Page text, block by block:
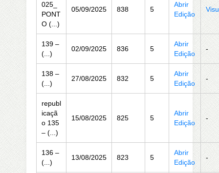
025_
PONT
O (...)
05/09/2025 838 5
Abrir
Edição
139 –
(...)
02/09/2025 836 5
Abrir
Edição
-
138 –
(...)
27/08/2025 832 5
Abrir
Edição
-
republ
icaçã
o 135
– (...)
15/08/2025 825 5
Abrir
Edição
-
136 –
(...)
13/08/2025 823 5
Abrir
Edição
-